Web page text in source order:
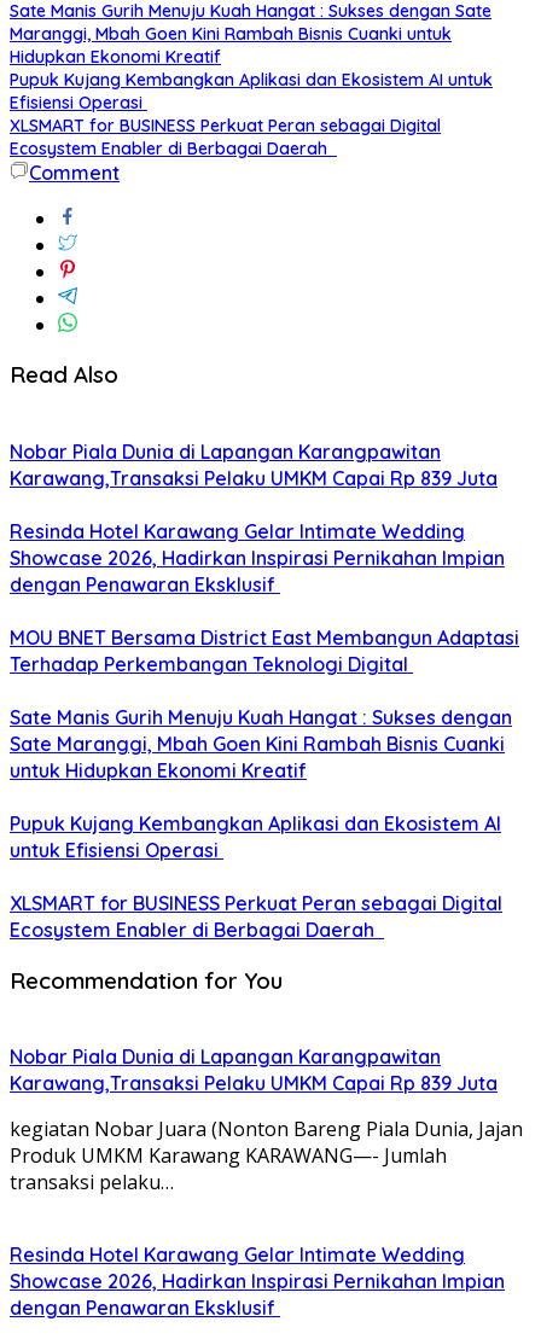
Sate Manis Gurih Menuju Kuah Hangat : Sukses dengan Sate
Maranggi, Mbah Goen Kini Rambah Bisnis Cuanki untuk
Hidupkan Ekonomi Kreatif
Pupuk Kujang Kembangkan Aplikasi dan Ekosistem AI untuk
Efisiensi Operasi
XLSMART for BUSINESS Perkuat Peran sebagai Digital
Ecosystem Enabler di Berbagai Daerah
Comment
Read Also
Nobar Piala Dunia di Lapangan Karangpawitan
Karawang,Transaksi Pelaku UMKM Capai Rp 839 Juta
Resinda Hotel Karawang Gelar Intimate Wedding
Showcase 2026, Hadirkan Inspirasi Pernikahan Impian
dengan Penawaran Eksklusif
MOU BNET Bersama District East Membangun Adaptasi
Terhadap Perkembangan Teknologi Digital
Sate Manis Gurih Menuju Kuah Hangat : Sukses dengan
Sate Maranggi, Mbah Goen Kini Rambah Bisnis Cuanki
untuk Hidupkan Ekonomi Kreatif
Pupuk Kujang Kembangkan Aplikasi dan Ekosistem AI
untuk Efisiensi Operasi
XLSMART for BUSINESS Perkuat Peran sebagai Digital
Ecosystem Enabler di Berbagai Daerah
Recommendation for You
Nobar Piala Dunia di Lapangan Karangpawitan
Karawang,Transaksi Pelaku UMKM Capai Rp 839 Juta
kegiatan Nobar Juara (Nonton Bareng Piala Dunia, Jajan
Produk UMKM Karawang KARAWANG—- Jumlah
transaksi pelaku…
Resinda Hotel Karawang Gelar Intimate Wedding
Showcase 2026, Hadirkan Inspirasi Pernikahan Impian
dengan Penawaran Eksklusif